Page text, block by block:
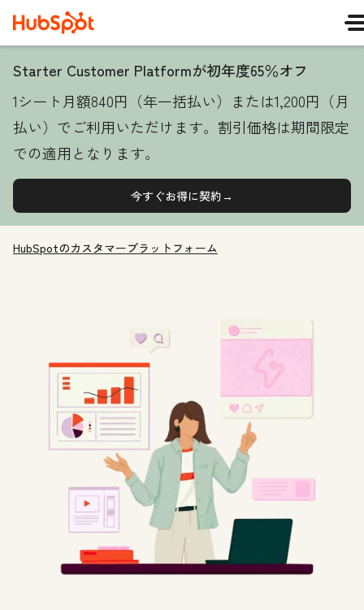
Starter Customer Platformが初年度65％オフ
1シート月額840円（年一括払い）または1,200円（月
払い）でご利用いただけます。割引価格は期間限定
での適用となります。
今すぐお得に契約→
HubSpotのカスタマープラットフォーム